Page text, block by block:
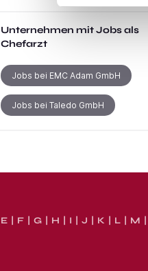
Unternehmen mit Jobs als
Chefarzt
Jobs bei EMC Adam GmbH
Jobs bei Taledo GmbH
E F G H I J K L M